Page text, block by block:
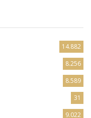
14.882
8.256
8.589
31
9.022